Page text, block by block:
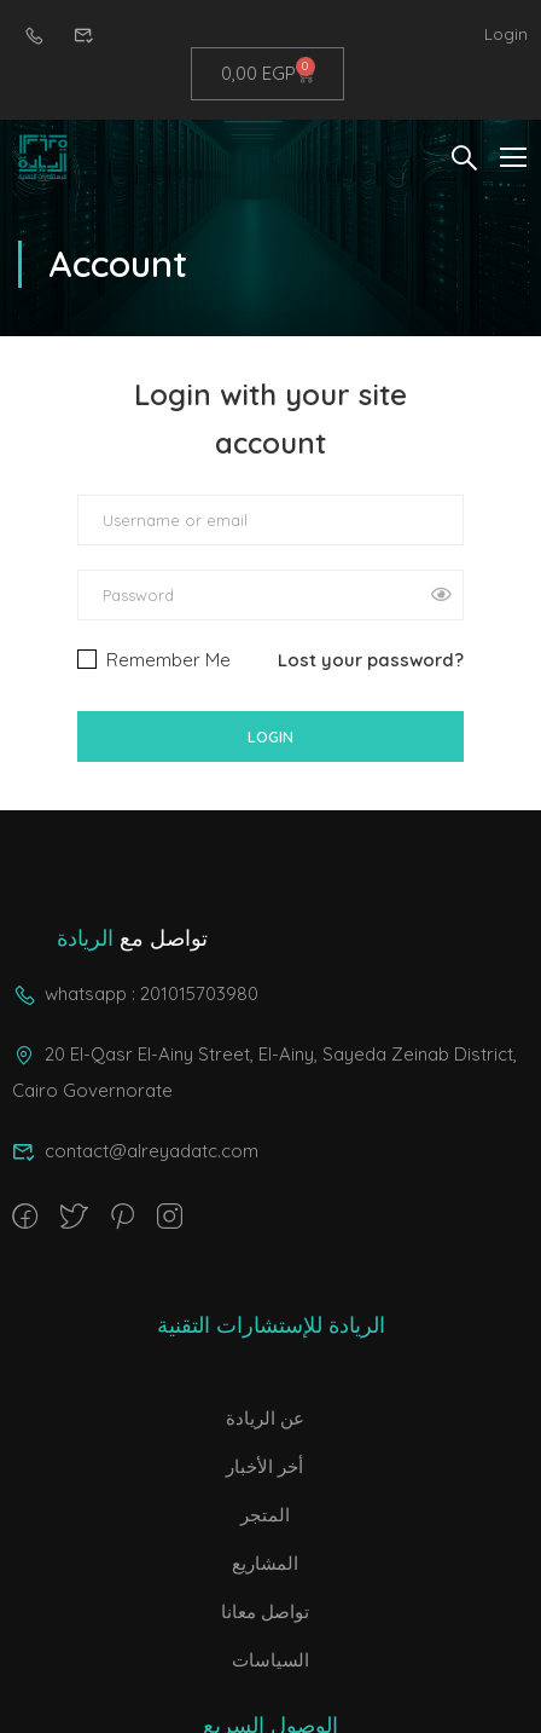
Login
0,00 EGP 0
Account
Login with your site
account
Lost your password?
Remember Me
تواصل مع الريادة
whatsapp : 201015703980
20 El-Qasr El-Ainy Street, El-Ainy, Sayeda Zeinab District,
Cairo Governorate
contact@alreyadatc.com
الريادة للإستشارات التقنية
عن الريادة
أخر الأخبار
المتجر
المشاريع
تواصل معانا
السياسات
الوصول السريع